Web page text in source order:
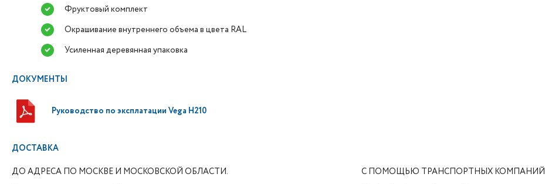
Фруктовый комплект
Окрашивание внутреннего объема в цвета RAL
Усиленная деревянная упаковка
ДОКУМЕНТЫ
Руководство по эксплатации Vega H210
ДОСТАВКА
ДО АДРЕСА ПО МОСКВЕ И МОСКОВСКОЙ ОБЛАСТИ.
С ПОМОЩЬЮ ТРАНСПОРТНЫХ КОМПАНИЙ